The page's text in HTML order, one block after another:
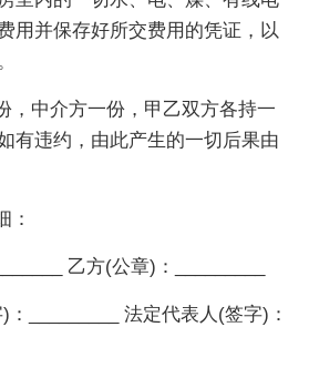
用并保存好所交费用的凭证，以
，中介方一份，甲乙双方各持一
有违约，由此产生的一切后果由
：
乙方(公章)：_________
_________ 法定代表人(签字)：